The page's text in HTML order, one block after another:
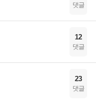
댓글
12
댓글
23
댓글